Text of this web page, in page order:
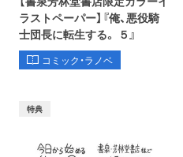
ラストペーパー】『俺、悪役騎
士団長に転生する。 ５』
コミック・ラノベ
特典